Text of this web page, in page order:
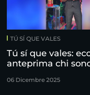
TÚ SÍ QUE VALES
Tú sí que vales:
anteprima chi
06 Dicembre 2025